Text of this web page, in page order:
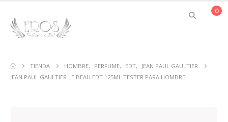
0
TIENDA HOMBRE, PERFUME, EDT,
JEAN PAUL GAULTIER
JEAN PAUL GAULTIER LE BEAU EDT 125ML TESTER PARA HOMBRE